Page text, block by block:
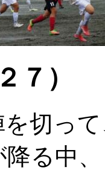
７）
切っ
降る中